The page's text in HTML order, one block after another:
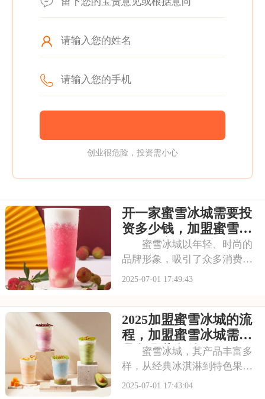
创业很危险，投资需小心
开一家蜜雪冰城需要投
资多少钱，加盟蜜雪冰
城成本高吗
蜜雪冰城以年轻、时尚的
品牌形象，吸引了众多消费者
的目光。其成熟的运营模式和
冰城需要投入多少费用呢？以
下是开一家蜜雪冰城需要投资
多少钱，加盟蜜雪冰
2025-07-01 17:49:43
2025加盟蜜雪冰城的流
程，加盟蜜雪冰城需要
具备哪些条件
蜜雪冰城，其产品丰富多
样，从经典冰淇淋到特色果
茶，满足不同消费者口味。门
2025-07-01 17:43:04